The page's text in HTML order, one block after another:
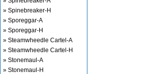
» Spinebreaker-H
» Sporeggar-A
» Sporeggar-H
» Steamwheedle Cartel-A
» Steamwheedle Cartel-H
» Stonemaul-A
» Stonemaul-H